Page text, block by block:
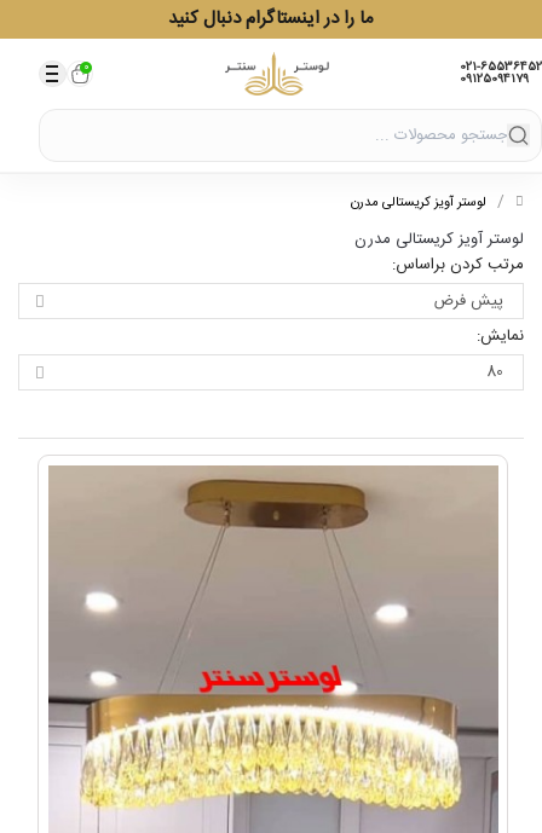
ما را در اینستاگرام دنبال کنید
021-65536452
09125094179
0
/ لوستر آویز کریستالی مدرن
لوستر آویز کریستالی مدرن
مرتب کردن براساس:
نمایش: